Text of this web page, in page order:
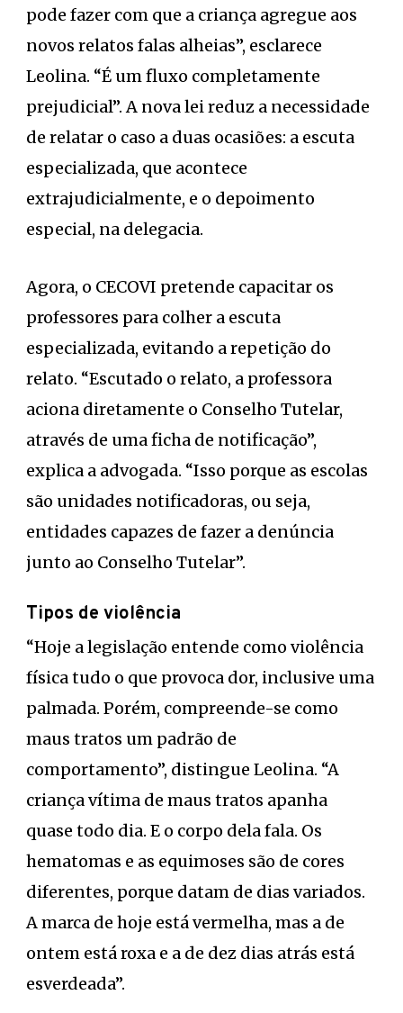
pode fazer com que a criança agregue aos
novos relatos falas alheias”, esclarece
Leolina. “É um fluxo completamente
prejudicial”. A nova lei reduz a necessidade
de relatar o caso a duas ocasiões: a escuta
especializada, que acontece
extrajudicialmente, e o depoimento
especial, na delegacia.
Agora, o CECOVI pretende capacitar os
professores para colher a escuta
especializada, evitando a repetição do
relato. “Escutado o relato, a professora
aciona diretamente o Conselho Tutelar,
através de uma ficha de notificação”,
explica a advogada. “Isso porque as escolas
são unidades notificadoras, ou seja,
entidades capazes de fazer a denúncia
junto ao Conselho Tutelar”.
Tipos de violência
“Hoje a legislação entende como violência
física tudo o que provoca dor, inclusive uma
palmada. Porém, compreende-se como
maus tratos um padrão de
comportamento”, distingue Leolina. “A
criança vítima de maus tratos apanha
quase todo dia. E o corpo dela fala. Os
hematomas e as equimoses são de cores
diferentes, porque datam de dias variados.
A marca de hoje está vermelha, mas a de
ontem está roxa e a de dez dias atrás está
esverdeada”.